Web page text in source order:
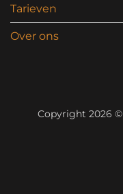
Tarieven
Over ons
Copyright 2026 ©